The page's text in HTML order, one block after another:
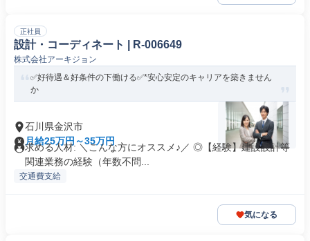
正社員
設計・コーディネート | R-006649
株式会社アーキジョン
✅好待遇＆好条件の下働ける✅*安心安定のキャリアを築きません
か
石川県金沢市
月給25万円～35万円
求める人材: ＼こんな方にオススメ♪／ ◎【経験】建設設計等
関連業務の経験（年数不問...
交通費支給
気になる